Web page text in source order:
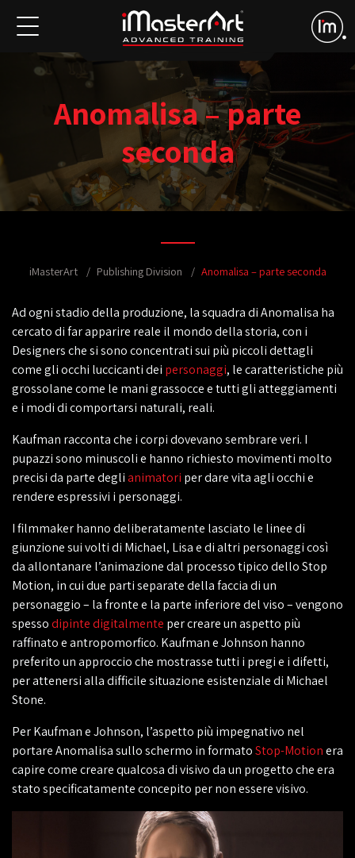
Anomalisa – parte
seconda
iMasterArt Publishing Division Anomalisa – parte seconda
Ad ogni stadio della produzione, la squadra di Anomalisa ha
cercato di far apparire reale il mondo della storia, con i
Designers che si sono concentrati sui più piccoli dettagli
come gli occhi luccicanti dei personaggi, le caratteristiche più
grossolane come le mani grassocce e tutti gli atteggiamenti
e i modi di comportarsi naturali, reali.
Kaufman racconta che i corpi dovevano sembrare veri. I
pupazzi sono minuscoli e hanno richiesto movimenti molto
precisi da parte deglianimatori per dare vita agli occhi e
rendere espressivi i personaggi.
I filmmaker hanno deliberatamente lasciato le linee di
giunzione sui volti di Michael, Lisa e di altri personaggi così
da allontanare l’animazione dal processo tipico dello Stop
Motion, in cui due parti separate della faccia di un
personaggio – la fronte e la parte inferiore del viso – vengono
spessodipinte digitalmente per creare un aspetto più
raffinato e antropomorfico. Kaufman e Johnson hanno
preferito un approccio che mostrasse tutti i pregi e i difetti,
per attenersi alla difficile situazione esistenziale di Michael
Stone.
Per Kaufman e Johnson, l’aspetto più impegnativo nel
portare Anomalisa sullo schermo in formatoStop-Motionera
capire come creare qualcosa di visivo da un progetto che era
stato specificatamente concepito per non essere visivo.